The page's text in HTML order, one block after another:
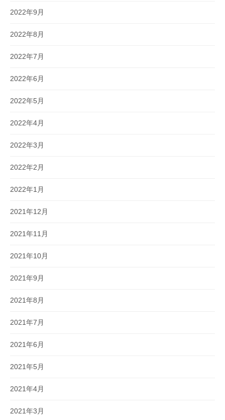
2022年9月
2022年8月
2022年7月
2022年6月
2022年5月
2022年4月
2022年3月
2022年2月
2022年1月
2021年12月
2021年11月
2021年10月
2021年9月
2021年8月
2021年7月
2021年6月
2021年5月
2021年4月
2021年3月